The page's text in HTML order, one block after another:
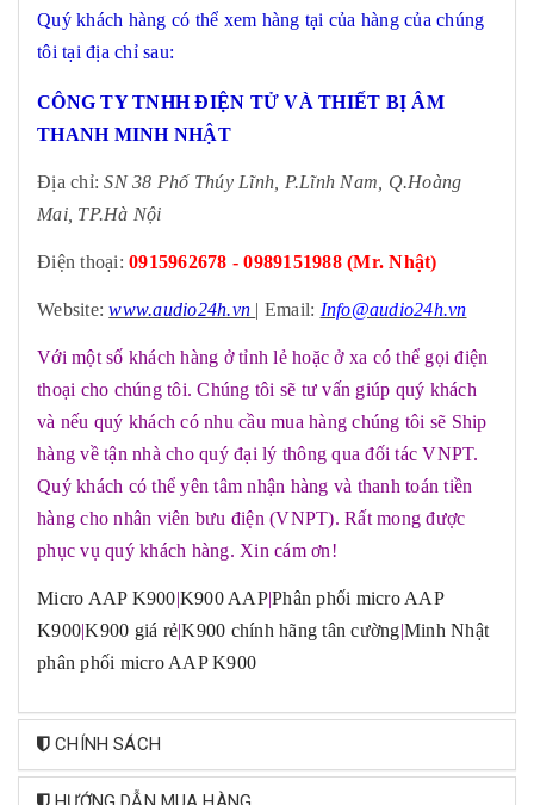
Quý khách hàng có thể xem hàng tại của hàng của chúng
tôi tại địa chỉ sau:
CÔNG TY TNHH ĐIỆN TỬ VÀ THIẾT BỊ ÂM
THANH MINH NHẬT
Địa chỉ:SN 38 Phố Thúy Lĩnh, P.Lĩnh Nam, Q.Hoàng
Mai, TP.Hà Nội
Điện thoại: 0915962678 - 0989151988 (Mr. Nhật)
Website:www.audio24h.vn | Email: Info@audio24h.vn
Với một số khách hàng ở tỉnh lẻ hoặc ở xa có thể gọi điện
thoại cho chúng tôi. Chúng tôi sẽ tư vấn giúp quý khách
và nếu quý khách có nhu cầu mua hàng chúng tôi sẽ Ship
hàng về tận nhà cho quý đại lý thông qua đối tác VNPT.
Quý khách có thể yên tâm nhận hàng và thanh toán tiền
hàng cho nhân viên bưu điện (VNPT). Rất mong được
phục vụ quý khách hàng. Xin cám ơn!
Micro AAP K900|K900 AAP|Phân phối micro AAP
K900|K900 giá rẻ|K900 chính hãng tân cường|Minh Nhật
phân phối micro AAP K900
CHÍNH SÁCH